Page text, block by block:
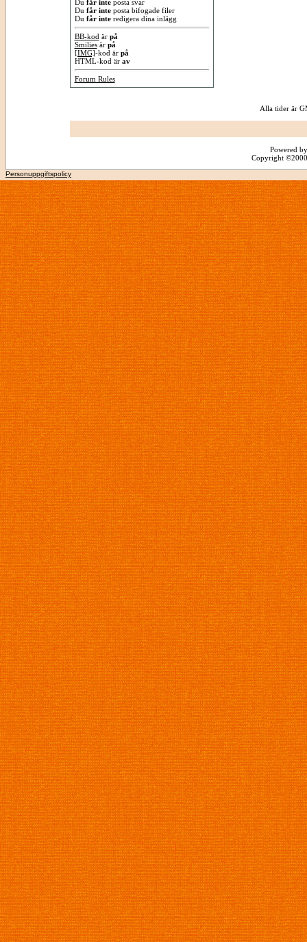
Du får inteposta svar
Du får inteposta bifogade filer
Du får interedigera dina inlägg
BB-kod är på
Smiliesär på
[IMG]-kod är på
HTML-kod är av
Forum Rules
Alla tider är
Powered
Copyright
Personuppgiftspolicy